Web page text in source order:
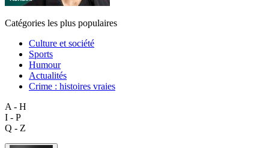
Catégories les plus populaires
Culture et société
Sports
Humour
Actualités
Crime : histoires vraies
A - H
I - P
Q - Z